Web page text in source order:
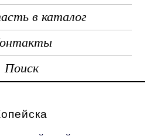
в каталог
Поиск